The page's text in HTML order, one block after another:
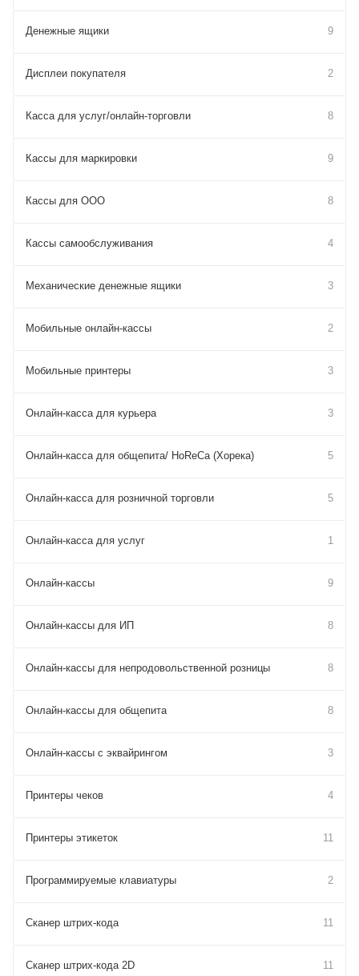
Денежные ящики 9
Дисплеи покупателя 2
Касса для услуг/онлайн-торговли 8
Кассы для маркировки 9
Кассы для ООО 8
Кассы самообслуживания 4
Механические денежные ящики 3
Мобильные онлайн-кассы 2
Мобильные принтеры 3
Онлайн-касса для курьера 3
Онлайн-касса для общепита/ HoReCa (Хорека) 5
Онлайн-касса для розничной торговли 5
Онлайн-касса для услуг 1
Онлайн-кассы 9
Онлайн-кассы для ИП 8
Онлайн-кассы для непродовольственной розницы 8
Онлайн-кассы для общепита 8
Онлайн-кассы с эквайрингом 3
Принтеры чеков 4
Принтеры этикеток 11
Программируемые клавиатуры 2
Сканер штрих-кода 11
Сканер штрих-кода 2D 11